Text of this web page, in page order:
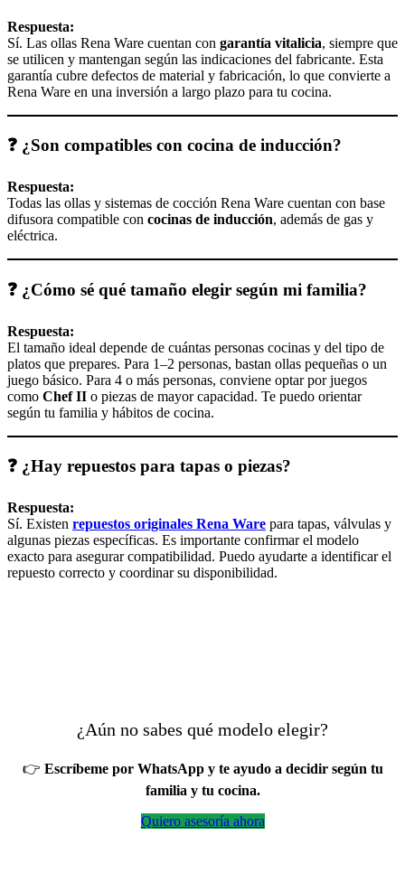
Respuesta:
Sí. Las ollas Rena Ware cuentan con garantía vitalicia, siempre que
se utilicen y mantengan según las indicaciones del fabricante. Esta
garantía cubre defectos de material y fabricación, lo que convierte a
Rena Ware en una inversión a largo plazo para tu cocina.
❓ ¿Son compatibles con cocina de inducción?
Respuesta:
Todas las ollas y sistemas de cocción Rena Ware cuentan con base
difusora compatible con cocinas de inducción, además de gas y
eléctrica.
❓ ¿Cómo sé qué tamaño elegir según mi familia?
Respuesta:
El tamaño ideal depende de cuántas personas cocinas y del tipo de
platos que prepares. Para 1–2 personas, bastan ollas pequeñas o un
juego básico. Para 4 o más personas, conviene optar por juegos
como Chef II o piezas de mayor capacidad. Te puedo orientar
según tu familia y hábitos de cocina.
❓ ¿Hay repuestos para tapas o piezas?
Respuesta:
Sí. Existen repuestos originales Rena Ware para tapas, válvulas y
algunas piezas específicas. Es importante confirmar el modelo
exacto para asegurar compatibilidad. Puedo ayudarte a identificar el
repuesto correcto y coordinar su disponibilidad.
¿Aún no sabes qué modelo elegir?
👉 Escríbeme por WhatsApp y te ayudo a decidir según tu
familia y tu cocina.
Quiero asesoría ahora